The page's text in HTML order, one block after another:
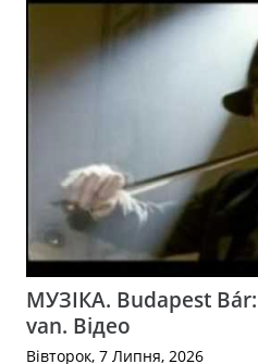
МУЗІКА. Budapest
van. Відео
Вівторок, 7 Липня, 2026